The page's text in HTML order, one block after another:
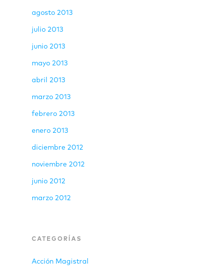
agosto 2013
julio 2013
junio 2013
mayo 2013
abril 2013
marzo 2013
febrero 2013
enero 2013
diciembre 2012
noviembre 2012
junio 2012
marzo 2012
CATEGORÍAS
Acción Magistral